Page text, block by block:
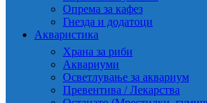
Опрема за кафез
Гнезда и додатоци
Акваристика
Храна за риби
Аквариуми
Осветлување за аквариум
Превентива / Лекарства